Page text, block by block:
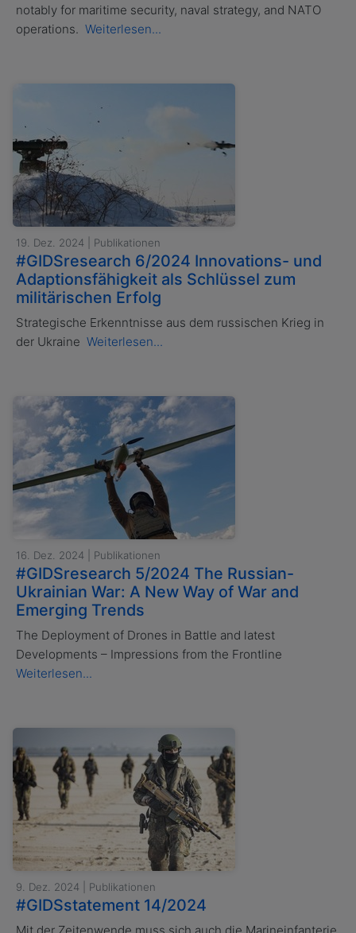
notably for maritime security, naval strategy, and NATO
operations. Weiterlesen...
19. Dez. 2024 | Publikationen
#GIDSresearch 6/2024 Innovations- und
Adaptionsfähigkeit als Schlüssel zum
militärischen Erfolg
Strategische Erkenntnisse aus dem russischen Krieg in
der Ukraine Weiterlesen...
16. Dez. 2024 | Publikationen
#GIDSresearch 5/2024 The Russian-
Ukrainian War: A New Way of War and
Emerging Trends
The Deployment of Drones in Battle and latest
Developments – Impressions from the Frontline
Weiterlesen...
9. Dez. 2024 | Publikationen
#GIDSstatement 14/2024